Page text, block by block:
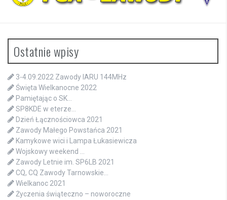
Ostatnie wpisy
3-4.09.2022 Zawody IARU 144MHz
Święta Wielkanocne 2022
Pamiętając o SK…
SP8KDE w eterze…
Dzień Łącznościowca 2021
Zawody Małego Powstańca 2021
Kamykowe wici i Lampa Łukasiewicza
Wojskowy weekend …
Zawody Letnie im. SP6LB 2021
CQ, CQ Zawody Tarnowskie…
Wielkanoc 2021
Życzenia świąteczno – noworoczne